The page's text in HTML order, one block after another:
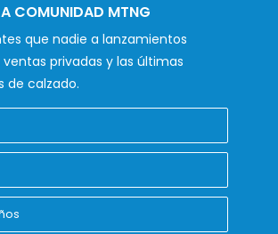
COMUNIDAD MTNG
que nadie a lanzamientos
ventas privadas y las últimas
de calzado.